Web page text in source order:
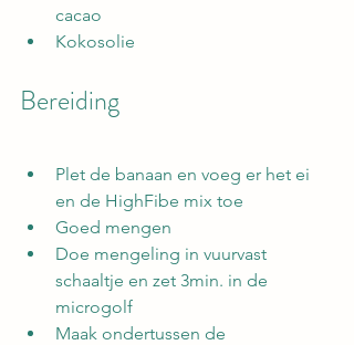
cacao
Kokosolie
Bereiding
Plet de banaan en voeg er het ei
en de HighFibe mix toe
Goed mengen
Doe mengeling in vuurvast
schaaltje en zet 3min. in de
microgolf
Maak ondertussen de